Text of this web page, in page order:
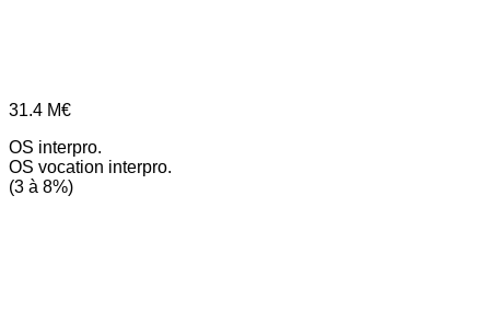
31.4 M€
OS interpro.
OS vocation interpro.
(3 à 8%)